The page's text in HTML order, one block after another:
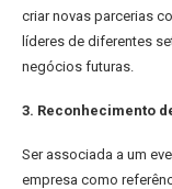
criar novas parcerias
líderes de diferentes
negócios futuras.
3. Reconhecimento
Ser associada a um
empresa como